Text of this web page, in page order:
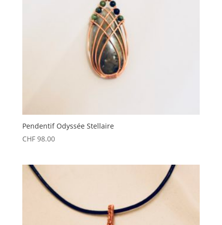
Pendentif Odyssée Stellaire
CHF98.00